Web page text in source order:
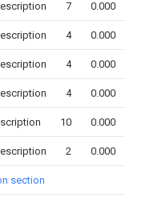
7 0.000
4 0.000
4 0.000
4 0.000
10 0.000
2 0.000
section